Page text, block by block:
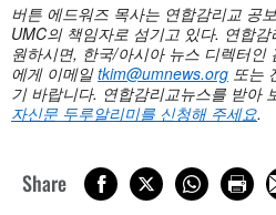
버튼 에드워즈 목사는 연합감리교 공
UMC의 책임자로 섬기고 있다. 연합감
원하시면, 한국/아시아 뉴스 디렉터인
에게 이메일tkim@umnews.org 또는
기 바랍니다. 연합감리교뉴스를 받아
자신문 두루알리미를 신청해 주세요.
Share